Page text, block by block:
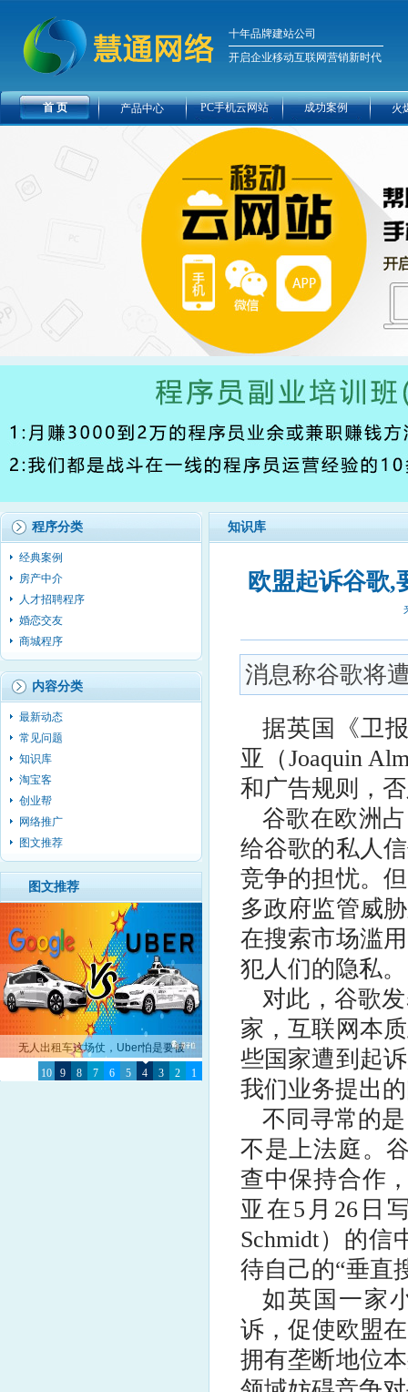
十年品牌建站公司
开启企业移动互联网营销新时代
首 页 产品中心 PC手机云网站 成功案例 火
程序分类
经典案例
房产中介
人才招聘程序
婚恋交友
商城程序
内容分类
最新动态
常见问题
知识库
淘宝客
创业帮
网络推广
图文推荐
图文推荐
1
2
3
4
5
6
7
8
9
10
无人出租车这场仗，Uber怕是要被
Google彻底击败了
知识库
欧盟起诉谷歌,
消息称谷歌将
据英国《卫
亚（Joaquin
和广告规则，
谷歌在欧洲
给谷歌的私人
竞争的担忧。
多政府监管威
在搜索市场滥
犯人们的隐私。
对此，谷歌
家，互联网本
些国家遭到起
我们业务提出
不同寻常的
不是上法庭。
查中保持合作
亚在5月26日
Schmidt）的
待自己的“垂直
如英国一家
诉，促使欧盟
拥有垄断地位